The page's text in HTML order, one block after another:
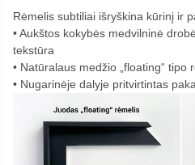
Rėmelis subtiliai išryškina kūrinį ir
Aukštos kokybės medvilninė
tekstūra
Natūralaus medžio „floating“ tipo
Nugarinėje dalyje pritvirtintas